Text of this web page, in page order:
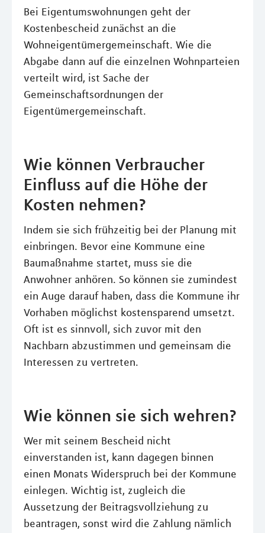
Bei Eigentumswohnungen geht der
Kostenbescheid zunächst an die
Wohneigentümergemeinschaft. Wie die
Abgabe dann auf die einzelnen Wohnparteien
verteilt wird, ist Sache der
Gemeinschaftsordnungen der
Eigentümergemeinschaft.
Wie können Verbraucher
Einfluss auf die Höhe der
Kosten nehmen?
Indem sie sich frühzeitig bei der Planung mit
einbringen. Bevor eine Kommune eine
Baumaßnahme startet, muss sie die
Anwohner anhören. So können sie zumindest
ein Auge darauf haben, dass die Kommune ihr
Vorhaben möglichst kostensparend umsetzt.
Oft ist es sinnvoll, sich zuvor mit den
Nachbarn abzustimmen und gemeinsam die
Interessen zu vertreten.
Wie können sie sich wehren?
Wer mit seinem Bescheid nicht
einverstanden ist, kann dagegen binnen
einen Monats Widerspruch bei der Kommune
einlegen. Wichtig ist, zugleich die
Aussetzung der Beitragsvollziehung zu
beantragen, sonst wird die Zahlung nämlich